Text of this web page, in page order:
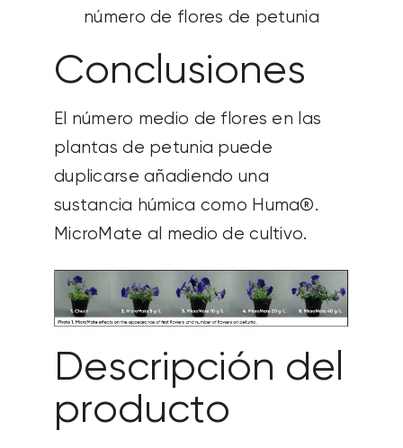
número de flores de petunia
Conclusiones
El número medio de flores en las
plantas de petunia puede
duplicarse añadiendo una
sustancia húmica como Huma®.
MicroMate al medio de cultivo.
Descripción del
producto